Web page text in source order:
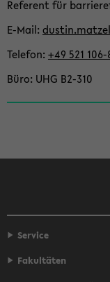
Re­fe­rent für
E-​Mail
Te­le­fon +49 521 106-​
Büro UHG B2-​310
Service
Fakultäten